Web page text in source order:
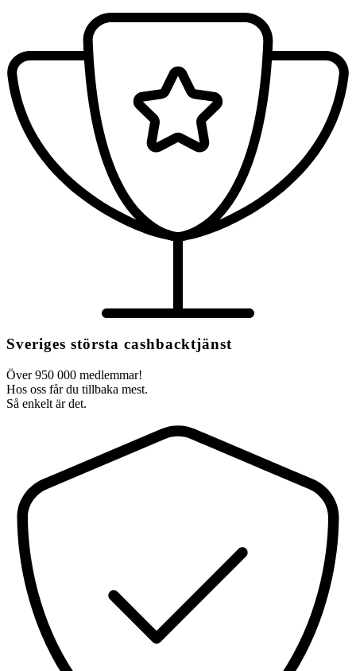
Sveriges största cashbacktjänst
Över 950 000 medlemmar!
Hos oss får du tillbaka mest.
Så enkelt är det.